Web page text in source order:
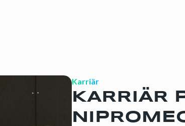
Karriär
KARRIÄR